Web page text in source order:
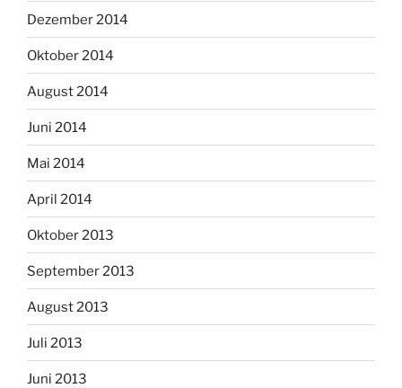
Dezember 2014
Oktober 2014
August 2014
Juni 2014
Mai 2014
April 2014
Oktober 2013
September 2013
August 2013
Juli 2013
Juni 2013